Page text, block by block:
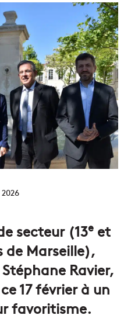
secteur (13e et
de Marseille),
Ravier,
17 février à un
favoritisme.